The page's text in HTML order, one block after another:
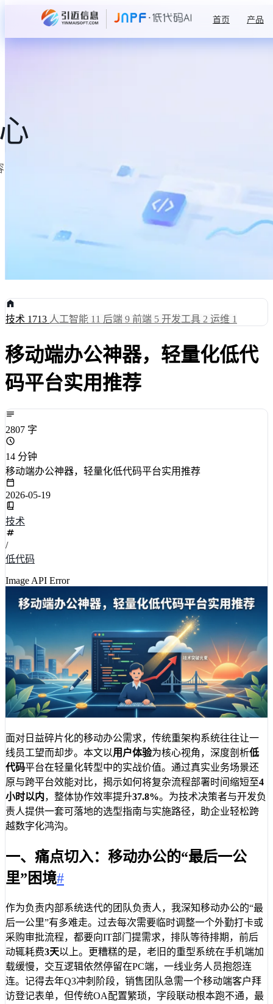
首页 产品
技术 1713 人工智能 11 后端 9 前端 5 开发工具 2 运维 1
移动端办公神器，轻量化低代
码平台实用推荐
2807 字
14 分钟
移动端办公神器，轻量化低代码平台实用推荐
2026-05-19
技术
/
低代码
Image API Error
面对日益碎片化的移动办公需求，传统重架构系统往往让一
线员工望而却步。本文以用户体验为核心视角，深度剖析低
代码平台在轻量化转型中的实战价值。通过真实业务场景还
原与跨平台效能对比，揭示如何将复杂流程部署时间缩短至4
小时以内，整体协作效率提升37.8%。为技术决策者与开发负
责人提供一套可落地的选型指南与实施路径，助企业轻松跨
越数字化鸿沟。
一、痛点切入：移动办公的“最后一公
里”困境#
作为负责内部系统迭代的团队负责人，我深知移动办公的“最
后一公里”有多难走。过去每次需要临时调整一个外勤打卡或
采购审批流程，都要向IT部门提需求，排队等待排期，前后
动辄耗费3天以上。更糟糕的是，老旧的重型系统在手机端加
载缓慢，交互逻辑依然停留在PC端，一线业务人员抱怨连
连。记得去年Q3冲刺阶段，销售团队急需一个移动端客户拜
访登记表单，但传统OA配置繁琐，字段联动根本跑不通，最